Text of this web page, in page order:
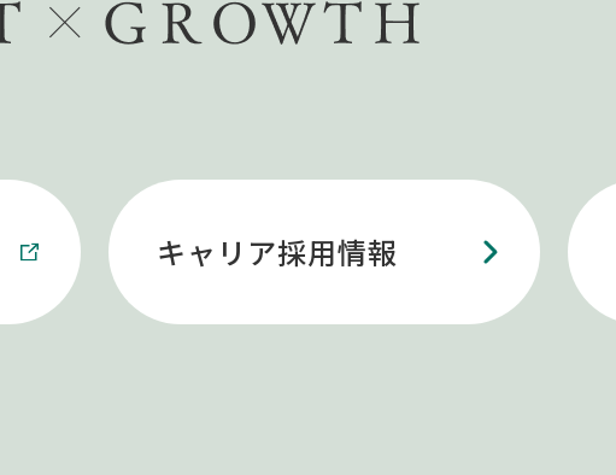
キャリア採用情報